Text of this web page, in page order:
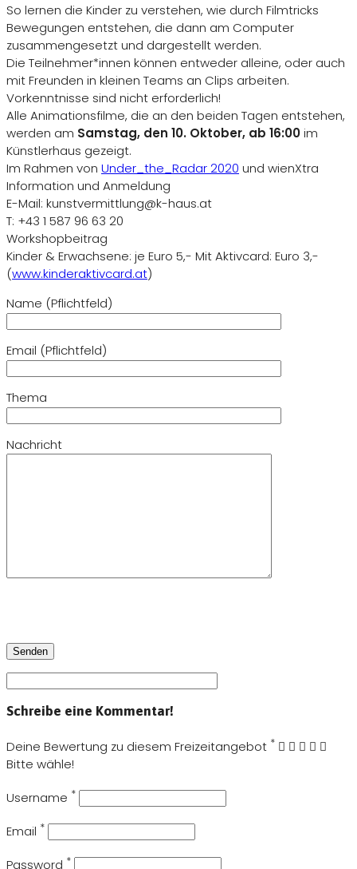
So lernen die Kinder zu verstehen, wie durch Filmtricks
Bewegungen entstehen, die dann am Computer
zusammengesetzt und dargestellt werden.
Die Teilnehmer*innen können entweder alleine, oder auch
mit Freunden in kleinen Teams an Clips arbeiten.
Vorkenntnisse sind nicht erforderlich!
Alle Animationsfilme, die an den beiden Tagen entstehen,
werden am Samstag, den 10. Oktober, ab 16:00im
Künstlerhaus gezeigt.
Im Rahmen von Under_the_Radar 2020 und wienXtra
Information und Anmeldung
E-Mail: kunstvermittlung@k-haus.at
T: +43 1 587 96 63 20
Workshopbeitrag
Kinder & Erwachsene: je Euro 5,- Mit Aktivcard: Euro 3,-
(www.kinderaktivcard.at)
Name (Pflichtfeld)
Email (Pflichtfeld)
Thema
Nachricht
Schreibe eine Kommentar!
Deine Bewertung zu diesem Freizeitangebot *
Bitte wähle!
Username *
Email *
Password *